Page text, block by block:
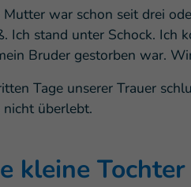
Mutter war schon seit drei
Ich stand unter Schock. Ich
Bruder gestorben war.
Tage unserer Trauer
nicht überlebt.
kleine Tochter